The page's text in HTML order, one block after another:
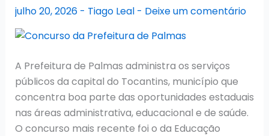
para
oficial
julho 20, 2026 - Tiago Leal - Deixe um comentário
A Prefeitura de Palmas administra os serviços
públicos da capital do Tocantins, município que
concentra boa parte das oportunidades estaduais
nas áreas administrativa, educacional e de saúde.
O concurso mais recente foi o da Educação